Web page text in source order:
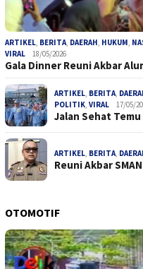
ARTIKEL, BERITA, DAERAH, HUKUM,
VIRAL
18/05/2026
Gala Dinner Reuni Akbar
ARTIKEL, BERITA,
POLITIK, VIRAL 17/05/
Jalan Sehat
ARTIKEL, BERITA,
Reuni Akbar
OTOMOTIF